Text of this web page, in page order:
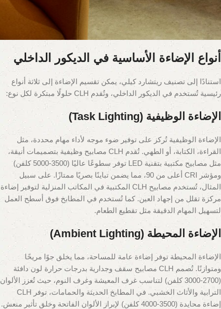
أنواع الإضاءة الأساسية في الديكور الداخلي
استنادًا إلى تصنيف ريتشارد كيلي، يمكن تقسيم الإضاءة إلى ثلاثة أنواع
رئيسية تُستخدم في الديكور الداخلي، وتُقدم CLH حلولًا مبتكرة لكل نوع:
الإضاءة الوظيفية (Task Lighting)
الإضاءة الوظيفية تُركز على توفير ضوء موجه لأداء مهام محددة، مثل
القراءة، الكتابة، أو الطهي. تُقدم CLH مصابيح وظيفية بتصميمات أنيقة،
مثل مصابيح مكتبية بتقنية LED توفر سطوعًا عاليًا (3500-5000 كلفن)
ومؤشر CRI أعلى من 90، مما يضمن تباينًا بصريًا ممتازًا. على سبيل
المثال، تُستخدم مصابيح CLH المكتبية في المكاتب المنزلية لتوفير إضاءة
مركزة تقلل من إجهاد العين. كما تُستخدم في المطابخ فوق أسطح العمل
لتسهيل المهام الدقيقة مثل تقطيع الطعام.
الإضاءة المحيطة (Ambient Lighting)
الإضاءة المحيطة توفر إضاءة عامة للمساحة، مما يخلق جوًا مريحًا
ومتوازنًا. تُصمم CLH مصابيح سقف وجدارية بدرجات حرارة لون دافئة
(2700-3000 كلفن) لتناسب غرف المعيشة وغرف النوم، حيث تُعزز الألوان
الترابية والأثاث الخشبي. في المطابخ الحديثة والحمامات، توفر CLH
إضاءة محايدة (3500-4000 كلفن) لإبراز الألوان الفاتحة وخلق تأثير منعش.